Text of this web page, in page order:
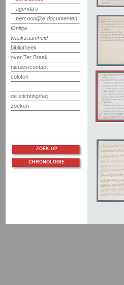
agenda's
persoonlijke documenten
filmliga
waakzaamheid
bibliotheek
over Ter Braak
nieuws/contact
colofon
de stichting/faq
zoeken
ZOEK OP
CHRONOLOGIE